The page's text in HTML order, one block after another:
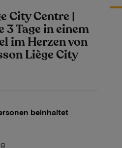
City Centre |
3 Tage in einem
im Herzen von
Liège City
beinhaltet